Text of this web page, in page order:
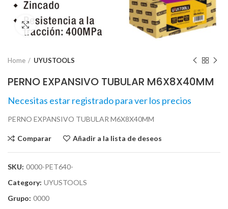
Click para agrandar
Home UYUSTOOLS
PERNO EXPANSIVO TUBULAR M6X8X40MM
Necesitas estar registrado para ver los precios
PERNO EXPANSIVO TUBULAR M6X8X40MM
Comparar Añadir a la lista de deseos
SKU: 0000-PET640-
Category: UYUSTOOLS
Grupo: 0000